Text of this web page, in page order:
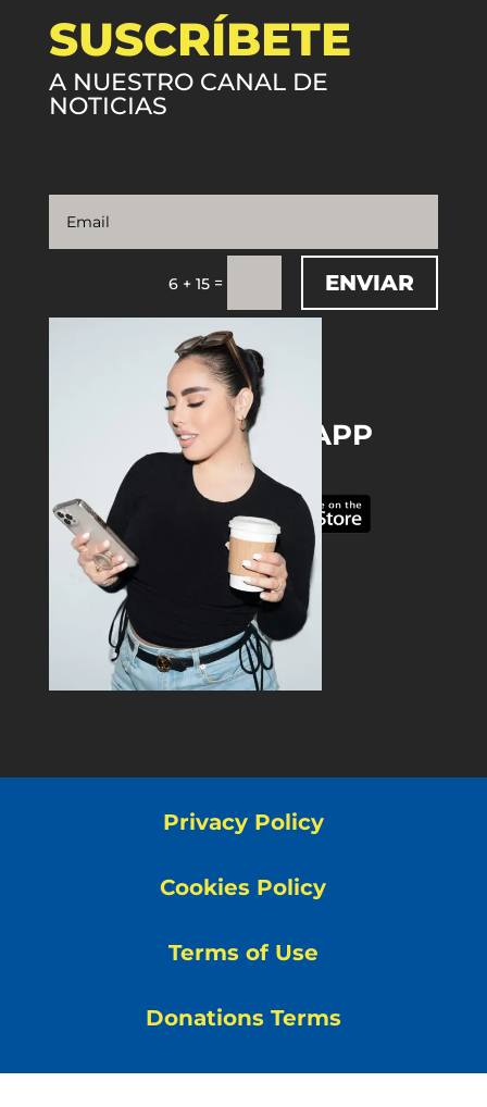
SUSCRÍBETE
A NUESTRO CANAL DE
NOTICIAS
6 + 15 = ENVIAR
DOWNLOAD THE APP
Privacy Policy
Cookies Policy
Terms of Use
Donations Terms